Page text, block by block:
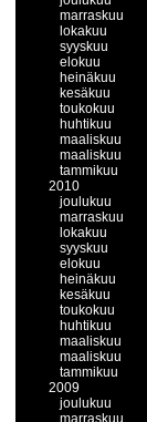
marraskuu
lokakuu
syyskuu
elokuu
heinäkuu
kesäkuu
toukokuu
huhtikuu
maaliskuu
maaliskuu
tammikuu
2010
joulukuu
marraskuu
lokakuu
syyskuu
elokuu
heinäkuu
kesäkuu
toukokuu
huhtikuu
maaliskuu
maaliskuu
tammikuu
2009
joulukuu
marraskuu